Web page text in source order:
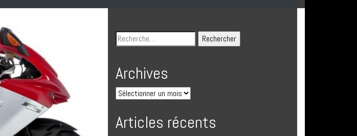
Archives
Articles récents